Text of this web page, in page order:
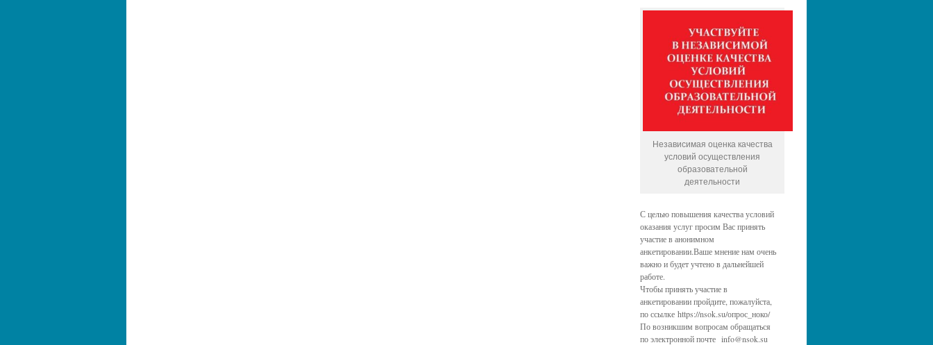
Независимая оценка качества
условий осуществления
образовательной
деятельности
С целью повышения качества условий
оказания услуг просим Вас принять
участие в анонимном
анкетировании.Ваше мнение нам очень
важно и будет учтено в дальнейшей
работе.
Чтобы принять участие в
анкетировании пройдите, пожалуйста,
по ссылке https://nsok.su/опрос_ноко/
По возникшим вопросам обращаться
по электронной почте info@nsok.su